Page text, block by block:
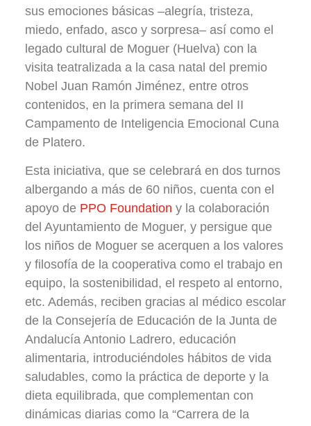
sus emociones básicas –alegría, tristeza,
miedo, enfado, asco y sorpresa– así como el
legado cultural de Moguer (Huelva) con la
visita teatralizada a la casa natal del premio
Nobel Juan Ramón Jiménez, entre otros
contenidos, en la primera semana del II
Campamento de Inteligencia Emocional Cuna
de Platero.
Esta iniciativa, que se celebrará en dos turnos
albergando a más de 60 niños, cuenta con el
apoyo de PPO Foundation y la colaboración
del Ayuntamiento de Moguer, y persigue que
los niños de Moguer se acerquen a los valores
y filosofía de la cooperativa como el trabajo en
equipo, la sostenibilidad, el respeto al entorno,
etc. Además, reciben gracias al médico escolar
de la Consejería de Educación de la Junta de
Andalucía Antonio Ladrero, educación
alimentaria, introduciéndoles hábitos de vida
saludables, como la práctica de deporte y la
dieta equilibrada, que complementan con
dinámicas diarias como la “Carrera de la